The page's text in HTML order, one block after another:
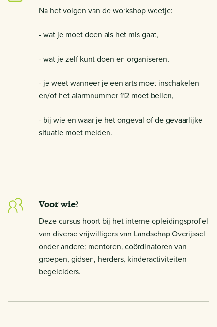
Na het volgen van de workshop weetje:
- wat je moet doen als het mis gaat,
- wat je zelf kunt doen en organiseren,
- je weet wanneer je een arts moet inschakelen
en/of het alarmnummer 112 moet bellen,
- bij wie en waar je het ongeval of de gevaarlijke
situatie moet melden.
Voor wie?
Deze cursus hoort bij het interne opleidingsprofiel
van diverse vrijwilligers van Landschap Overijssel
onder andere; mentoren, coördinatoren van
groepen, gidsen, herders, kinderactiviteiten
begeleiders.